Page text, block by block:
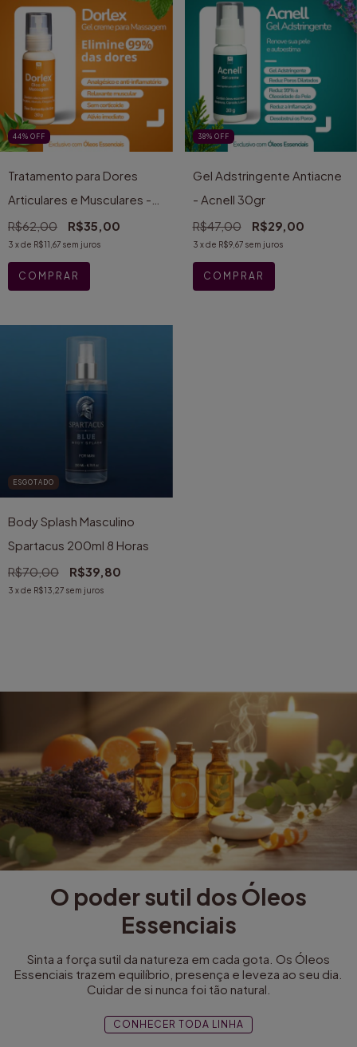
44% OFF
Tratamento para Dores
Articulares e Musculares -
Dorlex 30gr
R$62,00 R$35,00
3 x de R$11,67 sem juros
38% OFF
Gel Adstringente Antiacne
- Acnell 30gr
R$47,00
R$29,00
3 x de R$9,67 sem juros
ESGOTADO
Body Splash Masculino
Spartacus 200ml 8 Horas
R$70,00
R$39,80
3 x de R$13,27 sem juros
O poder sutil dos Óleos
Essenciais
Sinta a força sutil da natureza em cada gota. Os Óleos
Essenciais trazem equilíbrio, presença e leveza ao seu dia.
Cuidar de si nunca foi tão natural.
CONHECER TODA LINHA